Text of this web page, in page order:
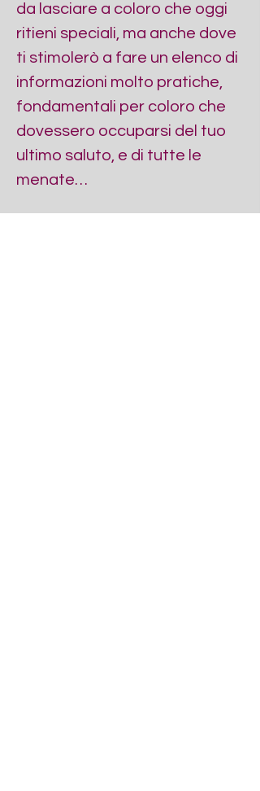
da lasciare a coloro che oggi
ritieni speciali, ma anche dove
ti stimolerò a fare un elenco di
informazioni molto pratiche,
fondamentali per coloro che
dovessero occuparsi del tuo
ultimo saluto, e di tutte le
menate…